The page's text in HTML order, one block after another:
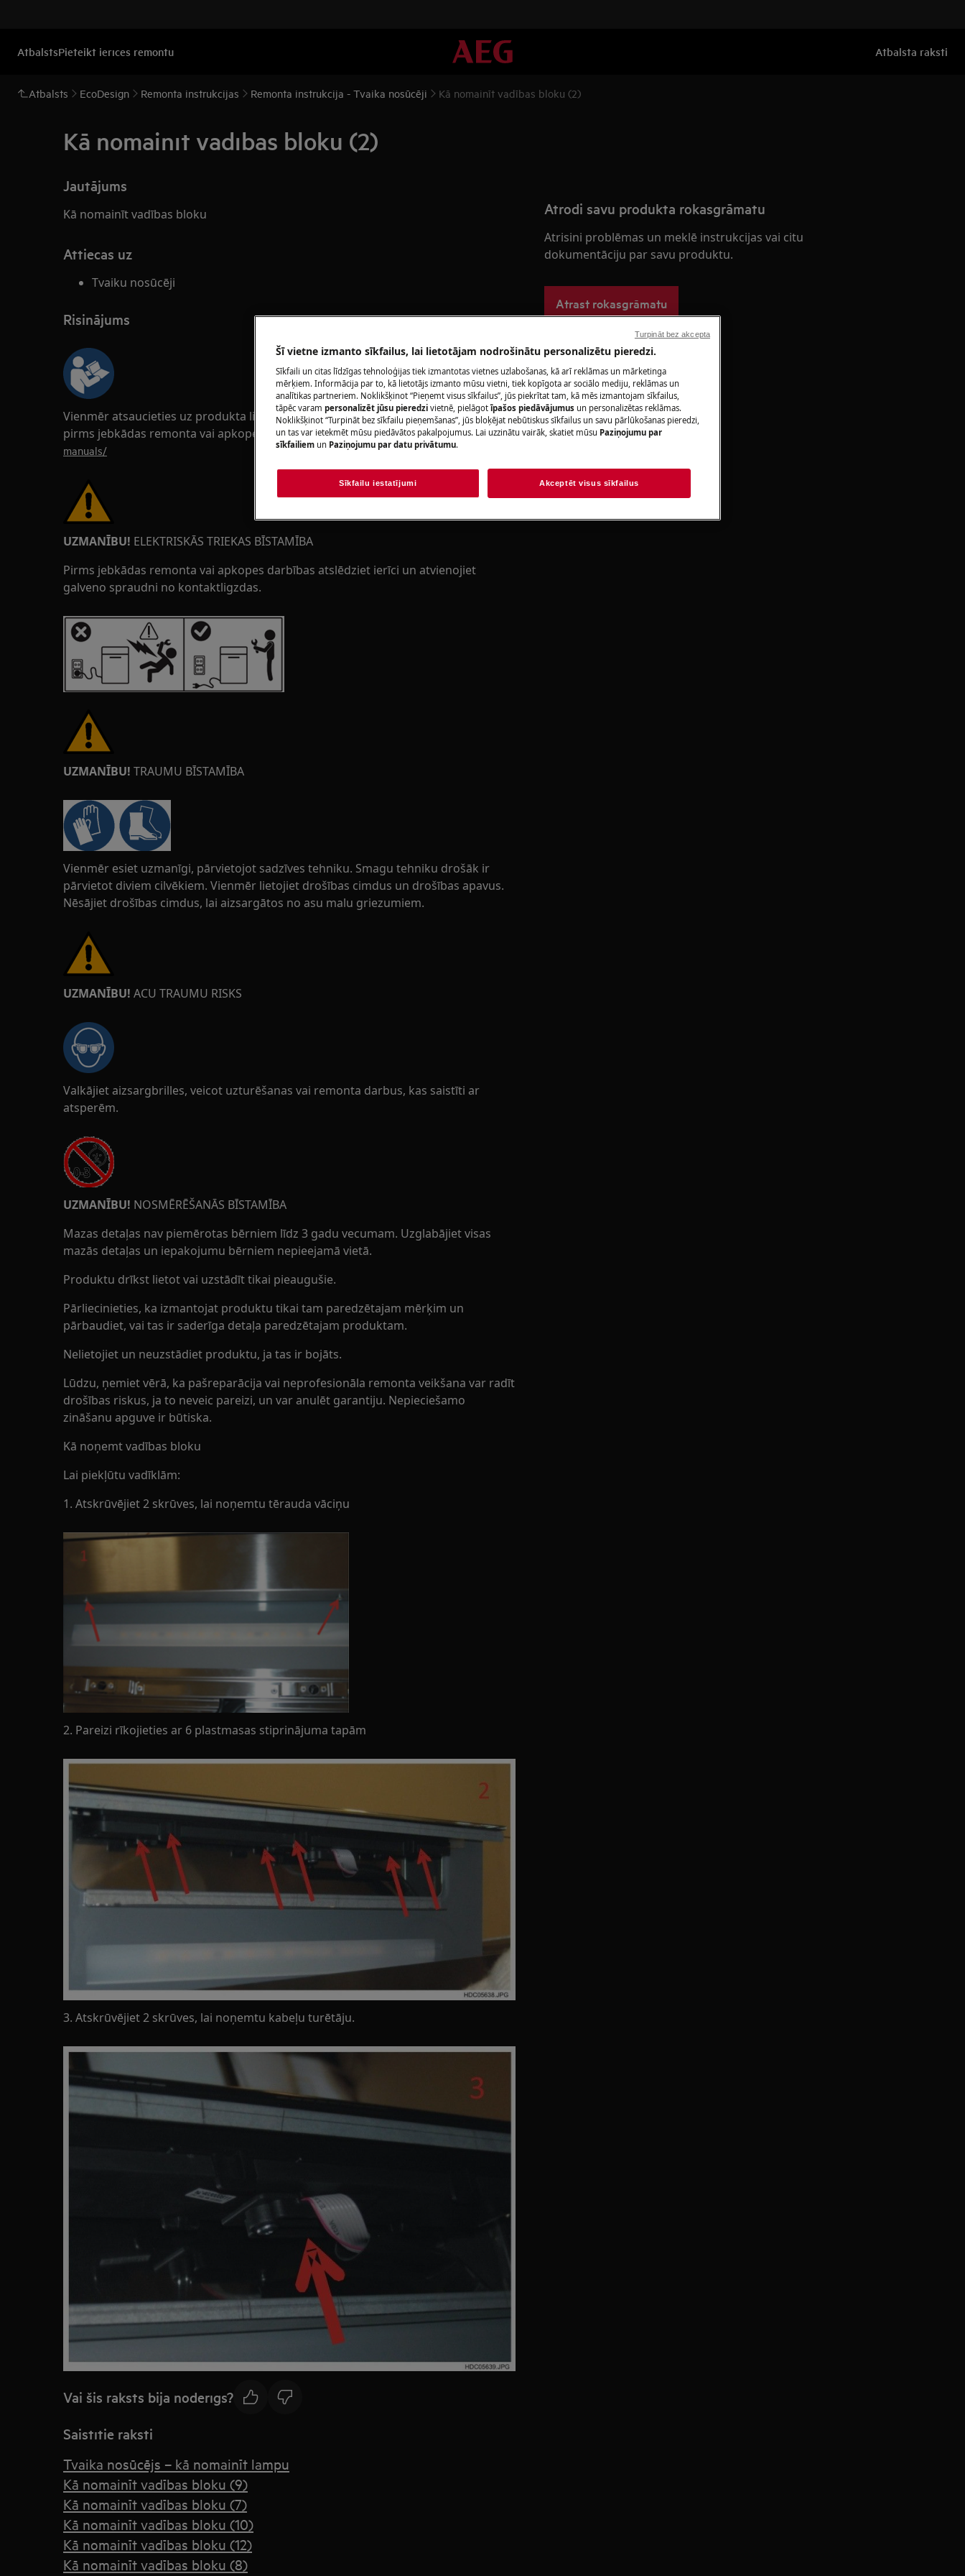
AtbalstsPieteikt ierīces remontu Atbalsta raksti
Atbalsts EcoDesign Remonta instrukcijas Remonta instrukcija - Tvaika nosūcēji Kā nomainīt vadības bloku (2)
Kā nomainīt vadības bloku (2)
Jautājums
Kā nomainīt vadības bloku
Attiecas uz
Tvaiku nosūcēji
Risinājums
Vienmēr atsaucieties uz produkta lietošanas rokasgrāmatas drošības informāciju
pirms jebkādas remonta vai apkopes darbības.https://www.electrolux.com/support/user-
manuals/
UZMANĪBU! ELEKTRISKĀS TRIEKAS BĪSTAMĪBA
Pirms jebkādas remonta vai apkopes darbības atslēdziet ierīci un atvienojiet
galveno spraudni no kontaktligzdas.
UZMANĪBU! TRAUMU BĪSTAMĪBA
Vienmēr esiet uzmanīgi, pārvietojot sadzīves tehniku. Smagu tehniku drošāk ir
pārvietot diviem cilvēkiem. Vienmēr lietojiet drošības cimdus un drošības apavus.
Nēsājiet drošības cimdus, lai aizsargātos no asu malu griezumiem.
UZMANĪBU! ACU TRAUMU RISKS
Valkājiet aizsargbrilles, veicot uzturēšanas vai remonta darbus, kas saistīti ar
atsperēm.
UZMANĪBU! NOSMĒRĒŠANĀS BĪSTAMĪBA
Mazas detaļas nav piemērotas bērniem līdz 3 gadu vecumam. Uzglabājiet visas
mazās detaļas un iepakojumu bērniem nepieejamā vietā.
Produktu drīkst lietot vai uzstādīt tikai pieaugušie.
Pārliecinieties, ka izmantojat produktu tikai tam paredzētajam mērķim un
pārbaudiet, vai tas ir saderīga detaļa paredzētajam produktam.
Nelietojiet un neuzstādiet produktu, ja tas ir bojāts.
Lūdzu, ņemiet vērā, ka pašreparācija vai neprofesionāla remonta veikšana var radīt
drošības riskus, ja to neveic pareizi, un var anulēt garantiju. Nepieciešamo
zināšanu apguve ir būtiska.
Kā noņemt vadības bloku
Lai piekļūtu vadīklām:
1. Atskrūvējiet 2 skrūves, lai noņemtu tērauda vāciņu
2. Pareizi rīkojieties ar 6 plastmasas stiprinājuma tapām
3. Atskrūvējiet 2 skrūves, lai noņemtu kabeļu turētāju.
Vai šis raksts bija noderīgs?
Saistītie raksti
Tvaika nosūcējs – kā nomainīt lampu
Kā nomainīt vadības bloku (9)
Kā nomainīt vadības bloku (7)
Kā nomainīt vadības bloku (10)
Kā nomainīt vadības bloku (12)
Kā nomainīt vadības bloku (8)
Atrodi savu produkta rokasgrāmatu
Atrisini problēmas un meklē instrukcijas vai citu
dokumentāciju par savu produktu.
Atrast rokasgrāmatu
Šī vietne izmanto sīkfailus, lai lietotājam nodrošinātu personalizētu pieredzi.
Sīkfaili un citas līdzīgas tehnoloģijas tiek izmantotas vietnes uzlabošanas, kā arī reklāmas un mārketinga
mērķiem. Informācija par to, kā lietotājs izmanto mūsu vietni, tiek kopīgota ar sociālo mediju, reklāmas un
analītikas partneriem. Noklikšķinot “Pieņemt visus sīkfailus”, jūs piekrītat tam, kā mēs izmantojam sīkfailus,
tāpēc varam personalizēt jūsu pieredzi vietnē, pielāgotīpašos piedāvājumus un personalizētas reklāmas.
Noklikšķinot “Turpināt bez sīkfailu pieņemšanas”, jūs bloķējat nebūtiskus sīkfailus un savu pārlūkošanas pieredzi,
un tas var ietekmēt mūsu piedāvātos pakalpojumus. Lai uzzinātu vairāk, skatiet mūsu Paziņojumu par
sīkfailiem un Paziņojumu par datu privātumu.
Sīkfailu iestatījumi Akceptēt visus sīkfailus
Turpināt bez akcepta